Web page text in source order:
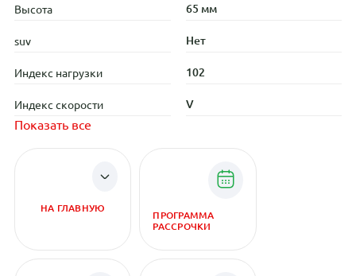
Высота 65 мм
suv Нет
Индекс нагрузки 102
Индекс скорости V
Показать все
НА ГЛАВНУЮ
ПРОГРАММА
РАССРОЧКИ